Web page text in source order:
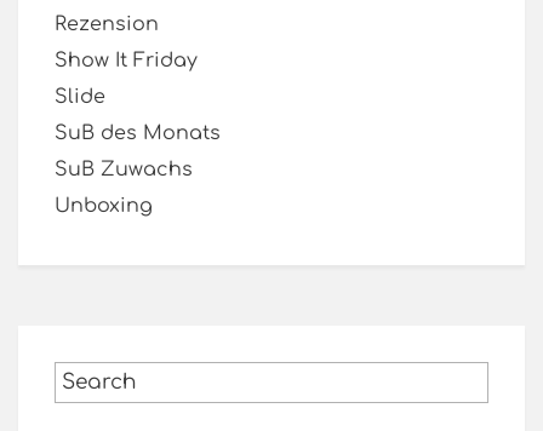
Rezension
Show It Friday
Slide
SuB des Monats
SuB Zuwachs
Unboxing